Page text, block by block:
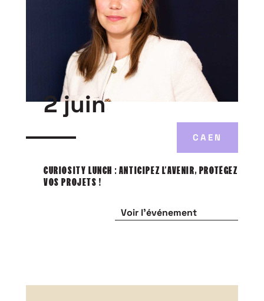
2 juin
CAEN
CURIOSITY LUNCH : ANTICIPEZ L’AVENIR, PROTÉGEZ
VOS PROJETS !
Voir l'événement